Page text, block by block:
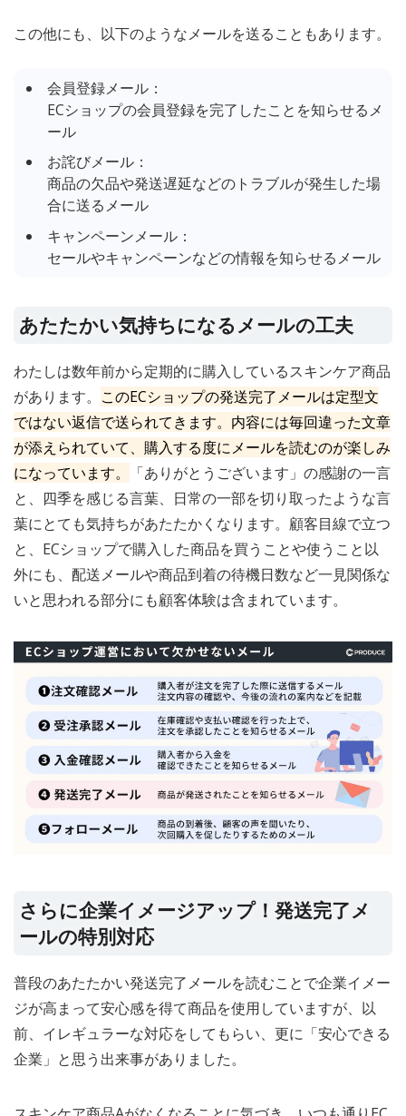
この他にも、以下のようなメールを送ることもあります。
会員登録メール：
ECショップの会員登録を完了したことを知らせるメ
ール
お詫びメール：
商品の欠品や発送遅延などのトラブルが発生した場
合に送るメール
キャンペーンメール：
セールやキャンペーンなどの情報を知らせるメール
あたたかい気持ちになるメールの工夫
わたしは数年前から定期的に購入しているスキンケア商品
があります。 このECショップの発送完了メールは定型文
ではない返信で送られてきます。内容には毎回違った文章
が添えられていて、購入する度にメールを読むのが楽しみ
になっています。
「ありがとうございます」の感謝の一言
と、四季を感じる言葉、日常の一部を切り取ったような言
葉にとても気持ちがあたたかくなります。顧客目線で立つ
と、ECショップで購入した商品を買うことや使うこと以
外にも、配送メールや商品到着の待機日数など一見関係な
いと思われる部分にも顧客体験は含まれています。
さらに企業イメージアップ！発送完了メ
ールの特別対応
普段のあたたかい発送完了メールを読むことで企業イメー
ジが高まって安心感を得て商品を使用していますが、以
前、イレギュラーな対応をしてもらい、更に「安心できる
企業」と思う出来事がありました。